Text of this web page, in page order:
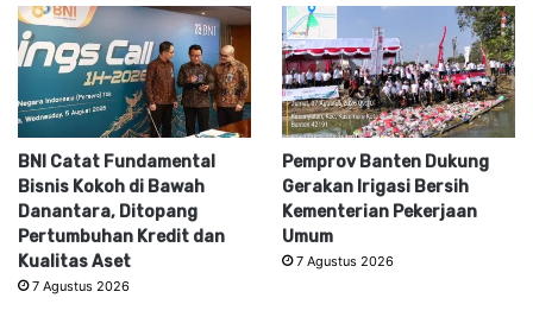
BNI Catat Fundamental
Bisnis Kokoh di Bawah
Danantara, Ditopang
Pertumbuhan Kredit dan
Kualitas Aset
7 Agustus 2026
Pemprov Banten Dukung
Gerakan Irigasi Bersih
Kementerian Pekerjaan
Umum
7 Agustus 2026